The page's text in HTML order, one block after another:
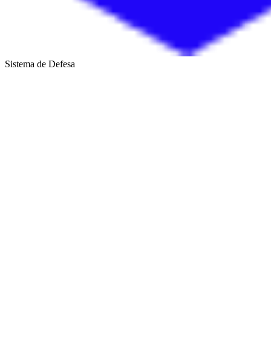
Sistema de Defesa